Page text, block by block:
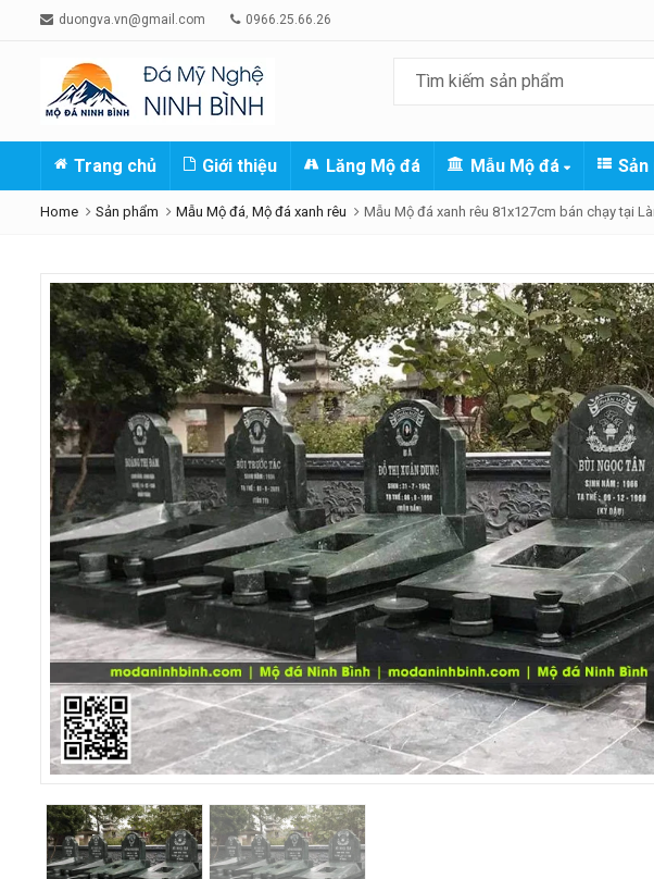
duongva.vn@gmail.com 0966.25.66.26
Trang chủ Giới thiệu Lăng Mộ đá Mẫu Mộ đá Sản
Home Sản phẩm Mẫu Mộ đá, Mộ đá xanh rêu Mẫu Mộ đá xanh rêu 81x127cm bán chạy tại